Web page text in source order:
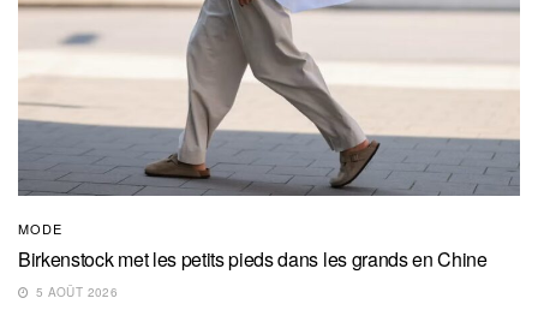
MODE
Birkenstock met les petits pieds dans les grands en Chine
5 AOÛT 2026